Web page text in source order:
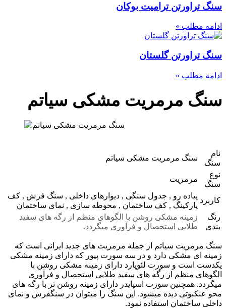
سنگ تراورتن ترامیت بوکان
ادامه مطلب »
سنگ تراورتن گلستان
ادامه مطلب »
سنگ مرمریت مشکی سیاتم
نام
سنگ
سنگ مرمریت مشکی سیاتم
نوع
سنگ
مرمریت
کاربرد
پیاده رو , جدول سنگی , دیوارهای داخلی , سنگ فرش , کف
پارکینگ , کف ساختمان , محوطه سازی , نمای ساختمان
رنگ
بندی
زمینه مشکی روشن با الگوهای منظم از رگه های سفید
طلایی استحصال و فرآوری میگردد.
سنگ مرمریت سیاتم از جمله مرمریت های جدید ایرانی است که
زمینه ای مشکی دارد و در سه سورت پیور که دارای زمینه مشکی
یکدست است و سورت لئوپارد دارای زمینه مشکی روشن با
الگوهای منظم از رگه های سفید طلایی استحصال و فرآوری
میگردد. همچنین سورت اسپایدر دارای زمینه روشن تر با رگه های
محو عنکبوتی دیده میشود. این سنگ را میتوان در سنگفرش و نمای
داخلی ساختمان استفاده نمود.